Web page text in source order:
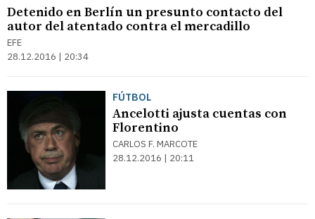
Detenido en Berlín un presunto contacto del
autor del atentado contra el mercadillo
EFE
28.12.2016 | 20:34
FÚTBOL
Ancelotti ajusta cuentas con
Florentino
CARLOS F. MARCOTE
28.12.2016 | 20:11